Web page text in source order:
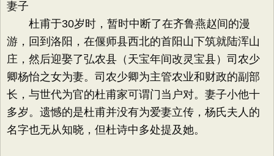
妻子
杜甫于30岁时，暂时中断了在齐鲁燕赵间的漫
游，回到洛阳，在偃师县西北的首阳山下筑就陆浑山
庄，然后迎娶了弘农县（天宝年间改灵宝县）司农少
卿杨怡之女为妻。司农少卿为主管农业和财政的副部
长，与世代为官的杜甫家可谓门当户对。妻子小他十
多岁。遗憾的是杜甫并没有为爱妻立传，杨氏夫人的
名字也无从知晓，但杜诗中多处提及她。